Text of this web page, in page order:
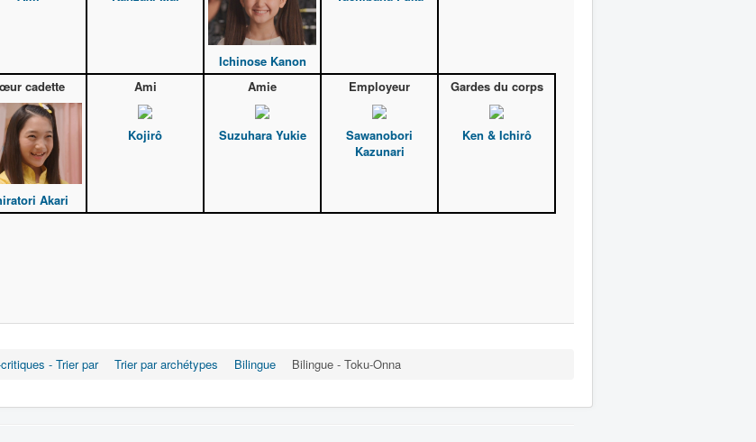
Ichinose Kanon
cadette
Akari
Ami
Kojirô
Amie
Suzuhara Yukie
Employeur
Sawanobori
Kazunari
Gardes du corps
Ken & Ichirô
- Trier par Trier par archétypes Bilingue Bilingue - Toku-Onna